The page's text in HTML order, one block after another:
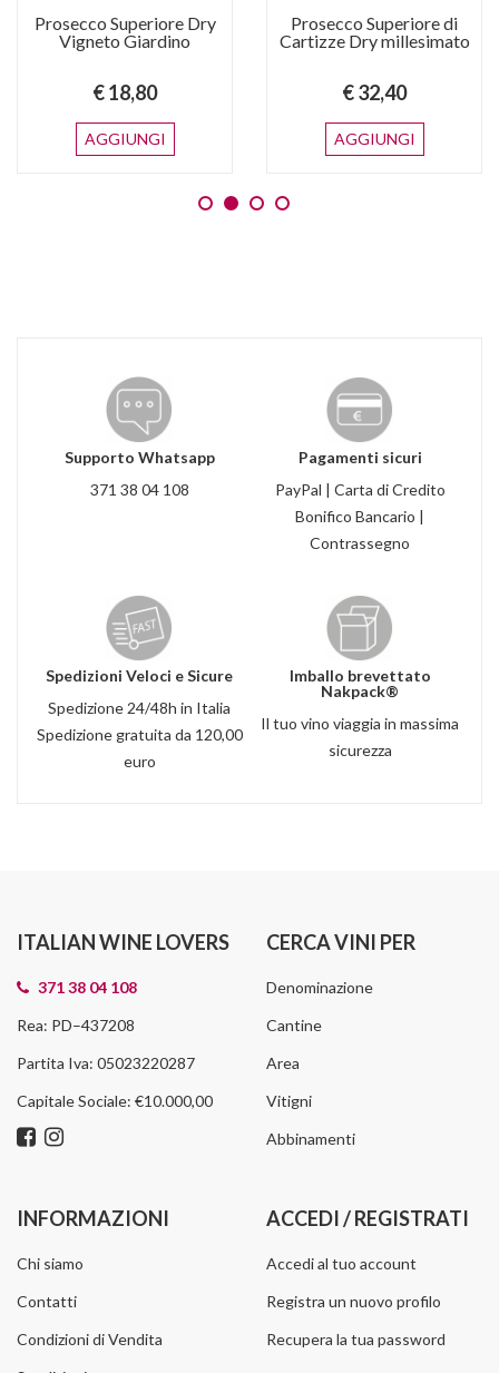
Prosecco Superiore Dry
Vigneto Giardino
€ 18,80
AGGIUNGI
Prosecco Superiore di
Cartizze Dry millesimato
€ 32,40
AGGIUNGI
Supporto Whatsapp
371 38 04 108
Pagamenti sicuri
PayPal | Carta di Credito
Bonifico Bancario |
Contrassegno
Spedizioni Veloci e Sicure
Spedizione 24/48h in Italia
Spedizione gratuita da 120,00
euro
Imballo brevettato
Nakpack®
Il tuo vino viaggia in massima
sicurezza
ITALIAN WINE LOVERS
371 38 04 108
Rea: PD–437208
Partita Iva: 05023220287
Capitale Sociale: €10.000,00
CERCA VINI PER
Denominazione
Cantine
Area
Vitigni
Abbinamenti
INFORMAZIONI
Chi siamo
Contatti
Condizioni di Vendita
ACCEDI / REGISTRATI
Accedi al tuo account
Registra un nuovo profilo
Recupera la tua password